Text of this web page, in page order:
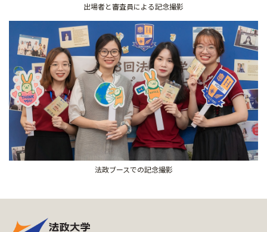
出場者と審査員による記念撮影
法政ブースでの記念撮影